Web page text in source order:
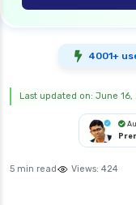
4001+
Last updated on: June 16,
5 min read Views: 424